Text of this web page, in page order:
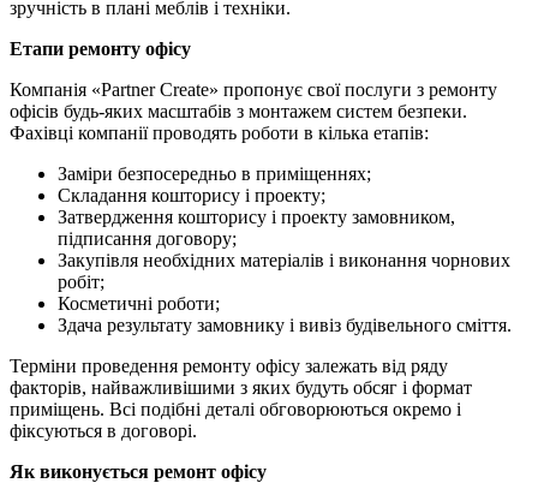
зручність в плані меблів і техніки.
Етапи ремонту офісу
Компанія «Partner Create» пропонує свої послуги з ремонту
офісів будь-яких масштабів з монтажем систем безпеки.
Фахівці компанії проводять роботи в кілька етапів:
Заміри безпосередньо в приміщеннях;
Складання кошторису і проекту;
Затвердження кошторису і проекту замовником,
підписання договору;
Закупівля необхідних матеріалів і виконання чорнових
робіт;
Косметичні роботи;
Здача результату замовнику і вивіз будівельного сміття.
Терміни проведення ремонту офісу залежать від ряду
факторів, найважливішими з яких будуть обсяг і формат
приміщень. Всі подібні деталі обговорюються окремо і
фіксуються в договорі.
Як виконується ремонт офісу